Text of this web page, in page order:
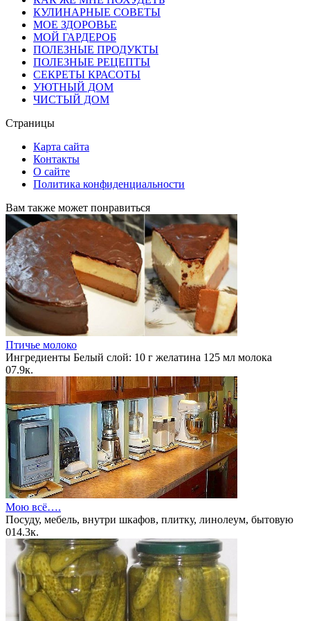
КУЛИНАРНЫЕ СОВЕТЫ
МОЕ ЗДОРОВЬЕ
МОЙ ГАРДЕРОБ
ПОЛЕЗНЫЕ ПРОДУКТЫ
ПОЛЕЗНЫЕ РЕЦЕПТЫ
СЕКРЕТЫ КРАСОТЫ
УЮТНЫЙ ДОМ
ЧИСТЫЙ ДОМ
Страницы
Карта сайта
Контакты
О сайте
Политика конфиденциальности
Вам также может понравиться
Птичье молоко
Ингредиенты Белый слой: 10 г желатина 125 мл молока
07.9к.
Мою всё….
Посуду, мебель, внутри шкафов, плитку, линолеум, бытовую
014.3к.